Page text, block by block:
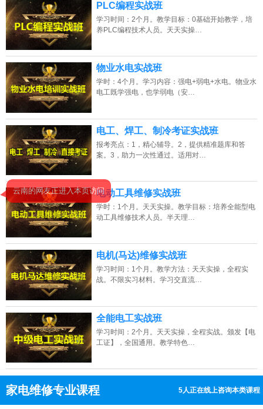
PLC编程实战班
学习时间：2个月。教学目标：0基础开始教学，培
养PLC编程技术人员。天天实操…
物业水电实战班
学时：4个月。学习内容：强电+弱电+水电。物业水
电工既学强电，也学弱电（安…
电工、焊工、制冷考证实战班
报考亮点：1，精心辅导。2，提供精准题库和答
案。3，助力一次性通过。适用对…
电动工具维修实战班
学时：1个月。天天实操。教学目标：培养全能型电
动工具维修技术人员。半天理…
电机(马达)维修实战班
学习时间：1个月。教学方法：天天实操，全程实
战。不限实习材料。学习交直流…
全能电工实战班
学习时间：2个月。天天实操，全程实战。颁发【电
工证】，全国通用。教学特色…
家电维修专业课程 5人正在线上咨询本类课程